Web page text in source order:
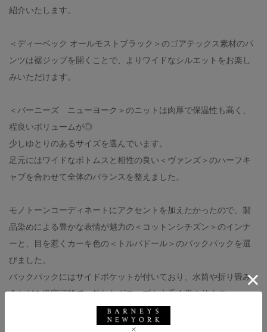
紹介いたします。
＜ディーベック オールモストブラック＞のゴアテックス素材のパ
ンツは裾ジップを開くことで、よりワイドなシルエットをお楽し
みいただけます。
＜バーニーズ ニューヨーク＞のニットは肉厚で保温性も高く、
程良いボリュームが◎
少しゆとりのあるサイズを選んでいます。
足元にはワイドなボトムスと相性の良い＜ヴァンズ＞のハーフキ
ャブを合わせて全体のバランスを整えました。
モノトーンコーディネートにアクセントを加えたかったので、製
品染めによる豊かな表情が魅力の＜コットンシチズン＞のインナ
ーと、目を惹くカーキ色の＜トルバドール＞のバックパックを選
びました。
バックパックにはサイドポケットが付いており、水筒や折り畳み
傘などを収容可能で、外したグローブも上手く収まります。
ダブルジップのニットは下から開いて腰周りの重ね着を見せるス